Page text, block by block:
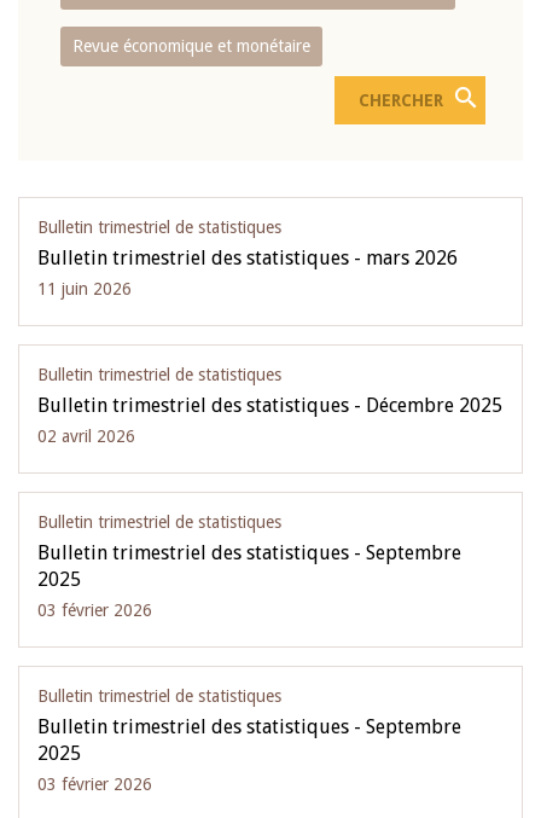
Revue économique et monétaire
Bulletin trimestriel de statistiques
Bulletin trimestriel des statistiques - mars 2026
11 juin 2026
Bulletin trimestriel de statistiques
Bulletin trimestriel des statistiques - Décembre 2025
02 avril 2026
Bulletin trimestriel de statistiques
Bulletin trimestriel des statistiques - Septembre
2025
03 février 2026
Bulletin trimestriel de statistiques
Bulletin trimestriel des statistiques - Septembre
2025
03 février 2026